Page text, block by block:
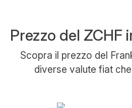
Prezzo del ZCHF
Scopra il prezzo del
diverse valute fiat